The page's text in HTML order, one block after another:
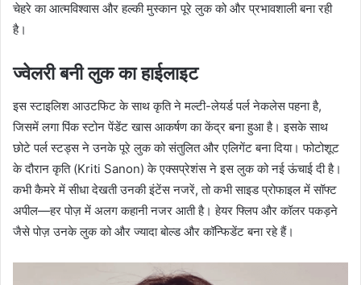
चेहरे का आत्मविश्वास और हल्की मुस्कान पूरे लुक को और प्रभावशाली बना रही
है।
ज्वेलरी बनी लुक का हाईलाइट
इस स्टाइलिश आउटफिट के साथ कृति ने मल्टी-लेयर्ड पर्ल नेकलेस पहना है,
जिसमें लगा पिंक स्टोन पेंडेंट खास आकर्षण का केंद्र बना हुआ है। इसके साथ
छोटे पर्ल स्टड्स ने उनके पूरे लुक को संतुलित और एलिगेंट बना दिया। फोटोशूट
के दौरान कृति (Kriti Sanon) के एक्सप्रेशंस ने इस लुक को नई ऊंचाई दी है।
कभी कैमरे में सीधा देखती उनकी इंटेंस नजरें, तो कभी साइड प्रोफाइल में सॉफ्ट
अपील—हर पोज़ में अलग कहानी नजर आती है। हेयर फ्लिप और कॉलर पकड़ने
जैसे पोज़ उनके लुक को और ज्यादा बोल्ड और कॉन्फिडेंट बना रहे हैं।